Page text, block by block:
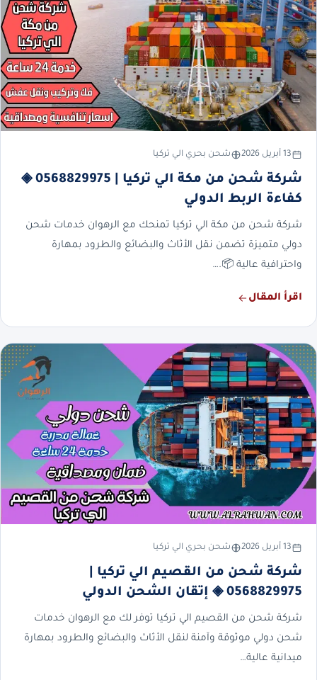
13 أبريل 2026 شحن بحري الي تركيا
شركة شحن من مكة الي تركيا | 0568829975 ◈
كفاءة الربط الدولي
شركة شحن من مكة الي تركيا تمنحك مع الرهوان خدمات شحن
دولي متميزة تضمن نقل الأثاث والبضائع والطرود بمهارة
واحترافية عالية 📦.…
اقرأ المقال
13 أبريل 2026 شحن بحري الي تركيا
شركة شحن من القصيم الي تركيا |
0568829975 ◈ إتقان الشحن الدولي
شركة شحن من القصيم الي تركيا توفر لك مع الرهوان خدمات
شحن دولي موثوقة وآمنة لنقل الأثاث والبضائع والطرود بمهارة
ميدانية عالية…